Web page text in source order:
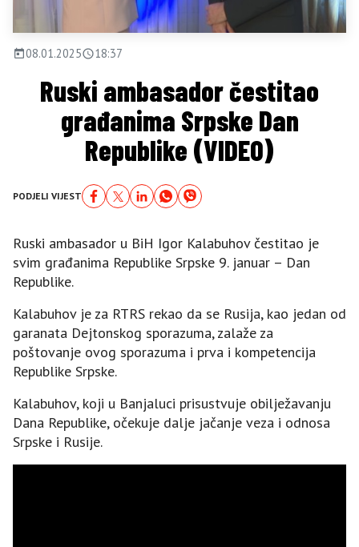
08.01.2025 18:37
Ruski ambasador čestitao
građanima Srpske Dan
Republike (VIDEO)
PODJELI VIJEST
Ruski ambasador u BiH Igor Kalabuhov čestitao je
svim građanima Republike Srpske 9. januar – Dan
Republike.
Kalabuhov je za RTRS rekao da se Rusija, kao jedan od
garanata Dejtonskog sporazuma, zalaže za
poštovanje ovog sporazuma i prva i kompetencija
Republike Srpske.
Kalabuhov, koji u Banjaluci prisustvuje obilježavanju
Dana Republike, očekuje dalje jačanje veza i odnosa
Srpske i Rusije.